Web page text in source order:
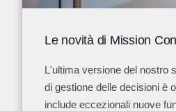
Le novità di Mission
L'ultima versione del nostro
di gestione delle decisioni è
include eccezionali nuove